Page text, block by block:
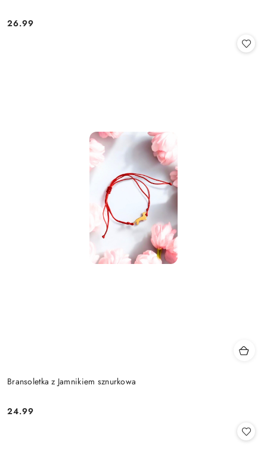
Cena:
26.99
Bransoletka z Jamnikiem sznurkowa
Cena:
24.99